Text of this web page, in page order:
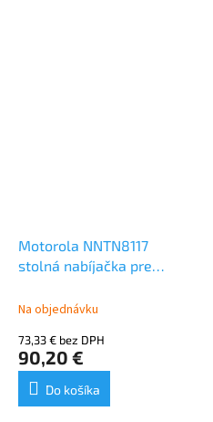
Motorola NNTN8117
stolná nabíjačka pre
DP4400, R5
Na objednávku
73,33 € bez DPH
90,20 €
Do košíka